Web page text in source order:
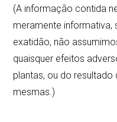
(A informação contida
meramente informativa,
exatidão, não
quaisquer efeitos
plantas, ou do
mesmas.)